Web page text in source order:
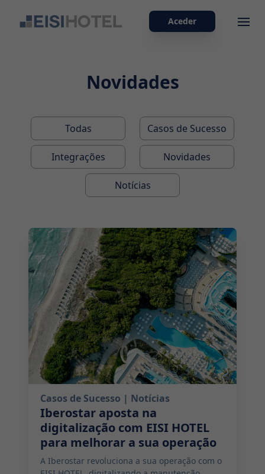
Aceder
Novidades
Todas Casos de Sucesso
Integrações Novidades
Notícias
2025-04-07 17:00:00
Casos de Sucesso | Notícias
Iberostar aposta na
digitalização com EISI HOTEL
para melhorar a sua operação
A Iberostar revoluciona a sua operação com o